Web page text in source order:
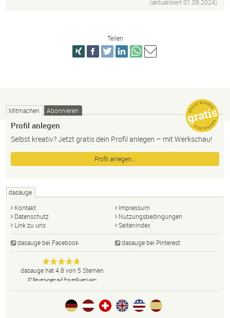
(aktualisiert01.09.2024)
Teilen
Mitmachen Abonnieren
Profil anlegen
Selbst kreativ? Jetzt gratis dein Profil anlegen – mit Werkschau!
Profil anlegen…
dasauge
Kontakt
Impressum
Datenschutz
Nutzungsbedingungen
Link zu uns
Seitenindex
dasauge bei Facebook dasauge bei Pinterest
dasauge
Designer,
Fotografen,
Agenturen,
Portfolios
und Jobs.
Anonym
dasaugehat4.8 von 5 Sternen
37Bewertungen auf ProvenExpert.com